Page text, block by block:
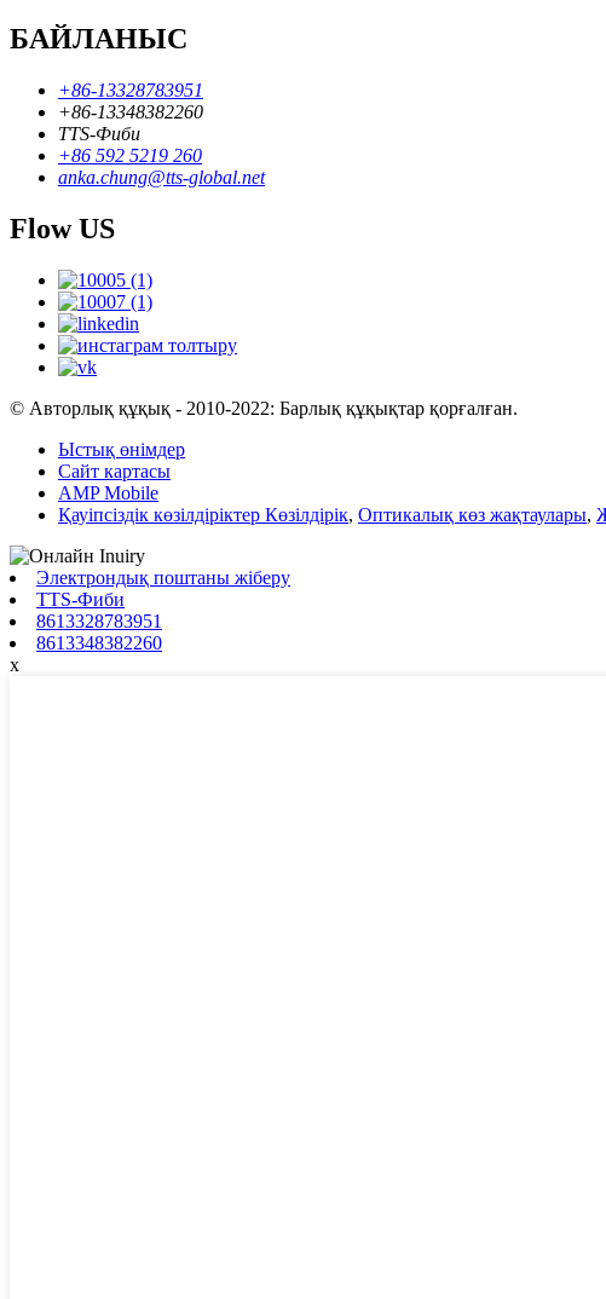
БАЙЛАНЫС
+86-13328783951
+86-13348382260
TTS-Фиби
+86 592 5219 260
anka.chung@tts-global.net
Flow US
© Авторлық құқық - 2010-2022: Барлық құқықтар қорғалған.
Ыстық өнімдер
Сайт картасы
AMP Mobile
Қауіпсіздік көзілдіріктер Көзілдірік, Оптикалық көз жақтаулары,
Электрондық поштаны жіберу
TTS-Фиби
8613328783951
8613348382260
x